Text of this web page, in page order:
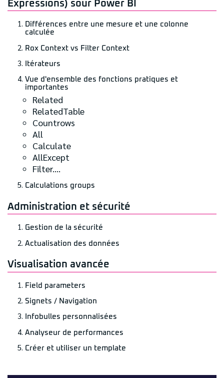
Expressions) sour Power BI
Différences entre une mesure et une colonne
calculée
Rox Context vs Filter Context
Itérateurs
Vue d'ensemble des fonctions pratiques et
importantes
Related
RelatedTable
Countrows
All
Calculate
AllExcept
Filter....
Calculations groups
Administration et sécurité
Gestion de la sécurité
Actualisation des données
Visualisation avancée
Field parameters
Signets / Navigation
Infobulles personnalisées
Analyseur de performances
Créer et utiliser un template